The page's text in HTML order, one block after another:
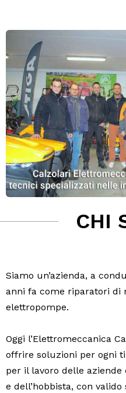
CHI
Siamo un’azienda, a
anni fa come riparatori di
elettropompe.
Oggi l’Elettromeccanica
offrire soluzioni per ogni
per il lavoro delle
e dell’hobbista, con